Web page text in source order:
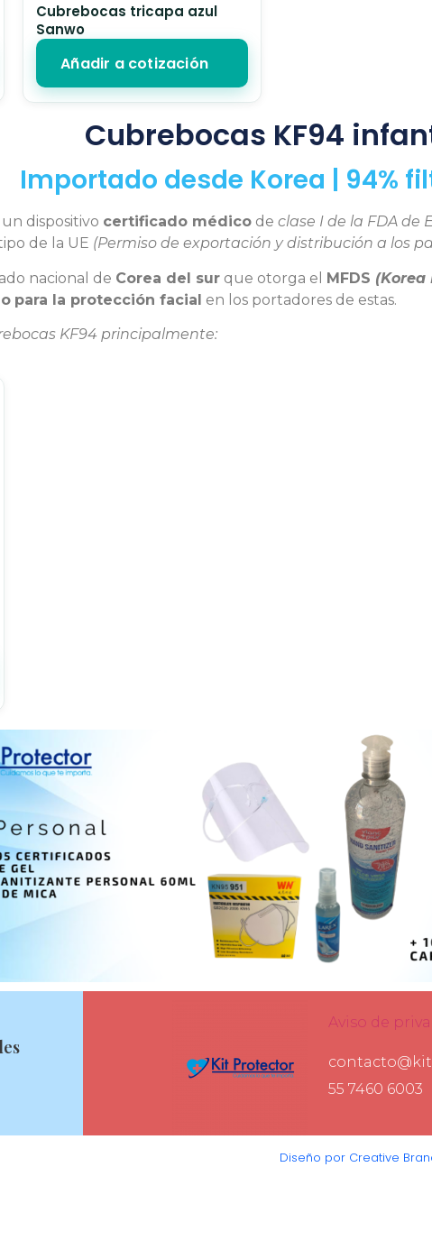
Cubrebocas tricapa azul
Sanwo
Añadir a cotización
Cubrebocas KF94
Importado desde Korea | 94%
un dispositivo certificado médico de clase I de la FDA de
de la UE (Permiso de exportación y distribución a los
nacional de Corea del sur que otorga el MFDS (Korea
para la protección facial en los portadores de estas.
KF94 principalmente:
Aviso de
55 7460 6003
Diseño por Creative